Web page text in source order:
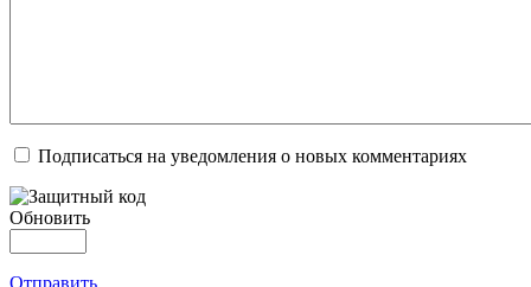
Подписаться на уведомления о новых комментариях
Обновить
Отправить